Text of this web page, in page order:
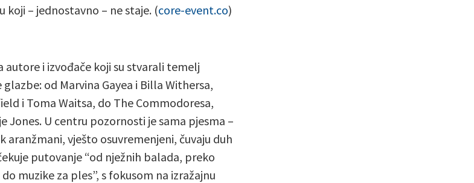
koji – jednostavno – ne staje. (core-event.co)
autore i izvođače koji su stvarali temelj
od Marvina Gayea i Billa Withersa,
i Toma Waitsa, do The Commodoresa,
Jones. U centru pozornosti je sama pjesma –
aranžmani, vješto osuvremenjeni, čuvaju duh
putovanje “od nježnih balada, preko
muzike za ples”, s fokusom na izražajnu